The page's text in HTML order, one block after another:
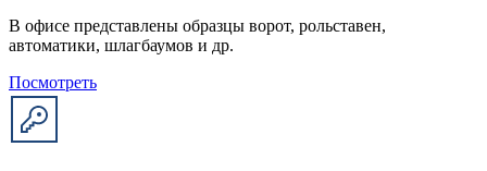
В офисе представлены образцы ворот, рольставен,
автоматики, шлагбаумов и др.
Посмотреть